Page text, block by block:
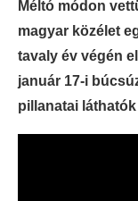
Méltó módon
magyar közélet
tavaly év végén
január 17-i
pillanatai